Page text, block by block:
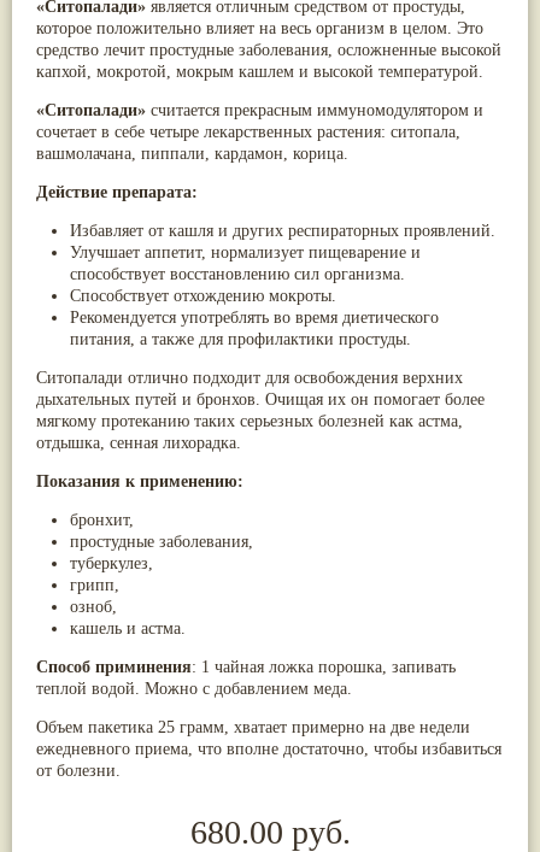
«Ситопалади» является отличным средством от простуды,
которое положительно влияет на весь организм в целом. Это
средство лечит простудные заболевания, осложненные высокой
капхой, мокротой, мокрым кашлем и высокой температурой.
«Ситопалади» считается прекрасным иммуномодулятором и
сочетает в себе четыре лекарственных растения: ситопала,
вашмолачана, пиппали, кардамон, корица.
Действие препарата:
Избавляет от кашля и других респираторных проявлений.
Улучшает аппетит, нормализует пищеварение и
способствует восстановлению сил организма.
Способствует отхождению мокроты.
Рекомендуется употреблять во время диетического
питания, а также для профилактики простуды.
Ситопалади отлично подходит для освобождения верхних
дыхательных путей и бронхов. Очищая их он помогает более
мягкому протеканию таких серьезных болезней как астма,
отдышка, сенная лихорадка.
Показания к применению:
бронхит,
простудные заболе­вания,
туберкулез,
грипп,
озноб,
кашель и астма.
Способ приминения: 1 чайная ложка порошка, запивать
теплой водой. Можно с добавлением меда.
Объем пакетика 25 грамм, хватает примерно на две недели
ежедневного приема, что вполне достаточно, чтобы избавиться
от болезни.
680.00 руб.
Паслён черный (13)
Ипомея(12)
Коричник цейлонский(12)
Мирра (12)
(12)
Коровье молоко(11)
Ним(11)
Патала(11)
Перец чаба(11)
Соссюрея/кушта(11)
Турпет(11)
Алойное дерево (10)
Пармелия(10)
Тмин обыкновенный (10)
Ашока (9)
Вишня гималайская(9)
Птерокарпус мешковидный
Юстиция сосудистая/Васака(9)
Жасмин(8)
Каранджа
Касторовое масло
Кутаки(8)
Пушкара(8)
more...